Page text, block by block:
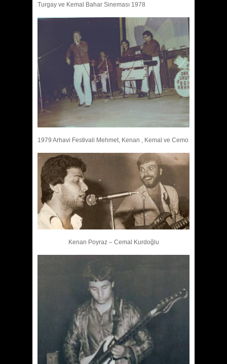
Turgay ve Kemal Bahar Sineması 1978
1979 Arhavi Festivali Mehmet, Kenan , Kemal ve Cemo
Kenan Poyraz – Cemal Kurdoğlu